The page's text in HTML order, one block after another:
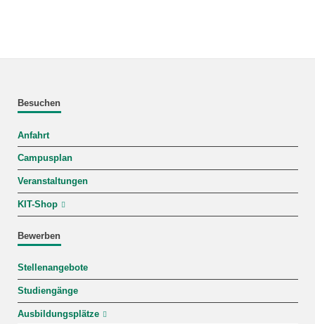
Besuchen
Anfahrt
Campusplan
Veranstaltungen
KIT-Shop
Bewerben
Stellenangebote
Studiengänge
Ausbildungsplätze